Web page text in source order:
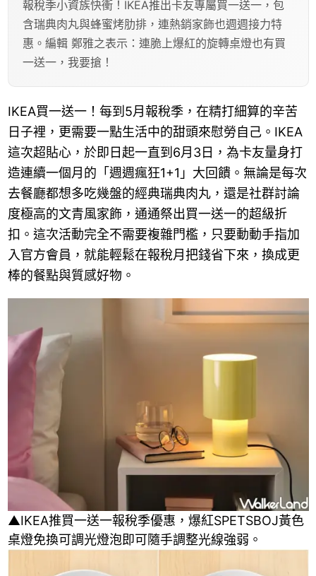
報稅季小資族快衝！IKEA推出卡友專屬買一送一，包
含瑞典肉丸與蜂蜜烤肋排，連熱銷家飾也週週接力特
惠。編輯 鄭雅之表示：連脆上爆紅的旋轉桌燈也有買
一送一，我要搶！
IKEA買一送一！每到5月報稅季，在精打細算的辛苦
日子裡，更需要一點生活中的甜頭來慰勞自己。IKEA
這次超貼心，於即日起一直到6月3日，為卡友量身打
造連續一個月的「週週瘋狂1+1」大回饋。無論是每次
去餐廳都想多吃幾盤的經典瑞典肉丸，還是社群討論
度極高的文青風家飾，通通祭出買一送一的超級折
扣。這次活動完全不需要複雜門檻，只要動動手指加
入官方會員，就能輕鬆在報稅月把錢省下來，換成更
棒的餐點與質感好物。
▲IKEA推買一送一報稅季優惠，爆紅SPETSBOJ黃色
桌燈免換可調光燈泡即可隨手調整光線強弱。